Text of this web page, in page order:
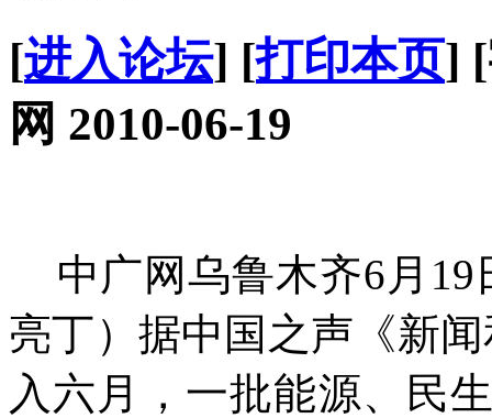
[进入论坛] [打印本页]
网 2010-06-19
中广网乌鲁木齐6月19
亮丁）据中国之声《新
入六月，一批能源、民